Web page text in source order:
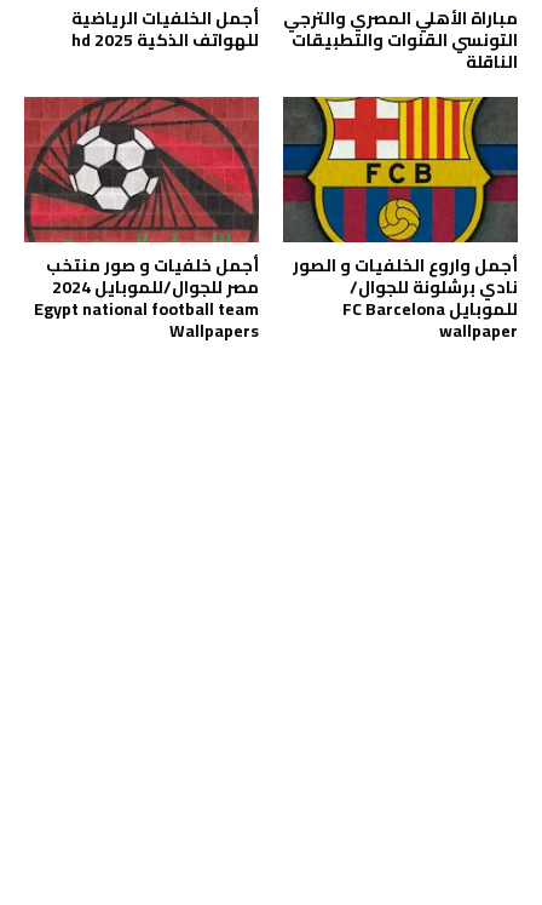
مباراة الأهلي المصري والترجي
التونسي القنوات والتطبيقات
الناقلة
أجمل الخلفيات الرياضية
للهواتف الذكية hd 2025
أجمل واروع الخلفيات و الصور
نادي برشلونة للجوال/
للموبايل FC Barcelona
wallpaper
أجمل خلفيات و صور منتخب
مصر للجوال/للموبايل 2024
Egypt national football team
Wallpapers